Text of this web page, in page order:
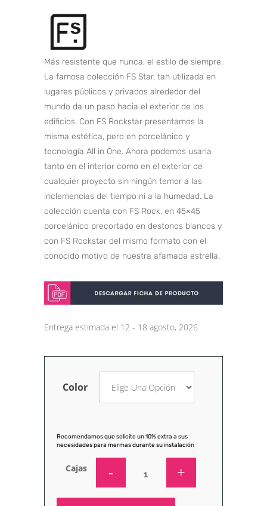
Más resistente que nunca, el estilo de siempre.
La famosa colección FS Star, tan utilizada en
lugares públicos y privados alrededor del
mundo da un paso hacia el exterior de los
edificios. Con FS Rockstar presentamos la
misma estética, pero en porcelánico y
tecnología All in One. Ahora podemos usarla
tanto en el interior como en el exterior de
cualquier proyecto sin ningún temor a las
inclemencias del tiempo ni a la humedad. La
colección cuenta con FS Rock, en 45×45
porcelánico precortado en destonos blancos y
con FS Rockstar del mismo formato con el
conocido motivo de nuestra afamada estrella.
Entrega estimada el 12 - 18 agosto, 2026
Color
Recomendamos que solicite un 10% extra a sus
necesidades para mermas durante su instalación
Cajas